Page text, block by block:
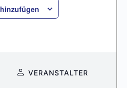
VERANSTALTER